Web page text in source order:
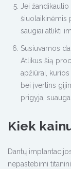
Jei
šiuolaikinėmis
saugiai atlikti
Susiuvamos
Atlikus šią
apžiūrai,
bei įvertins
prigyja,
Kiek
Dantų
nepastebimi